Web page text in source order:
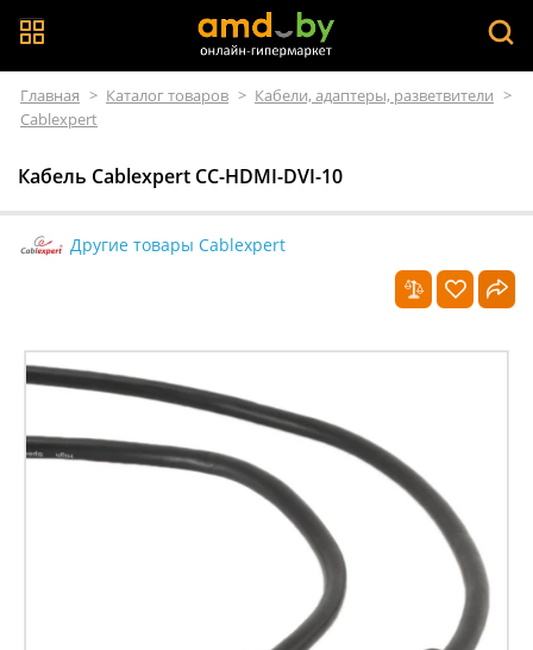
Главная > Каталог товаров > Кабели, адаптеры, разветвители >
Cablexpert
Кабель Cablexpert CC-HDMI-DVI-10
Другие товары Cablexpert